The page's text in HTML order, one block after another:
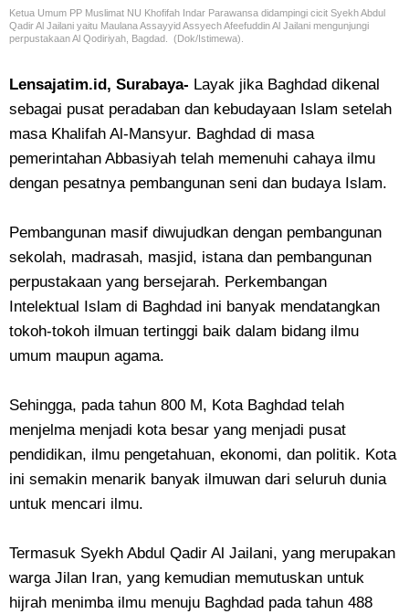
Ketua Umum PP Muslimat NU Khofifah Indar Parawansa didampingi cicit Syekh Abdul
Qadir Al Jailani yaitu Maulana Assayyid Assyech Afeefuddin Al Jailani mengunjungi
perpustakaan Al Qodiriyah, Bagdad. (Dok/Istimewa).
Lensajatim.id, Surabaya- Layak jika Baghdad dikenal
sebagai pusat peradaban dan kebudayaan Islam setelah
masa Khalifah Al-Mansyur. Baghdad di masa
pemerintahan Abbasiyah telah memenuhi cahaya ilmu
dengan pesatnya pembangunan seni dan budaya Islam.
Pembangunan masif diwujudkan dengan pembangunan
sekolah, madrasah, masjid, istana dan pembangunan
perpustakaan yang bersejarah. Perkembangan
Intelektual Islam di Baghdad ini banyak mendatangkan
tokoh-tokoh ilmuan tertinggi baik dalam bidang ilmu
umum maupun agama.
Sehingga, pada tahun 800 M, Kota Baghdad telah
menjelma menjadi kota besar yang menjadi pusat
pendidikan, ilmu pengetahuan, ekonomi, dan politik. Kota
ini semakin menarik banyak ilmuwan dari seluruh dunia
untuk mencari ilmu.
Termasuk Syekh Abdul Qadir Al Jailani, yang merupakan
warga Jilan Iran, yang kemudian memutuskan untuk
hijrah menimba ilmu menuju Baghdad pada tahun 488